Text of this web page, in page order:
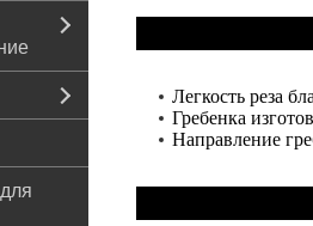
Легкость реза
Гребенка
Направление